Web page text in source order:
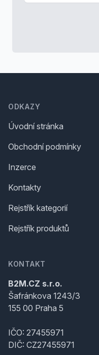
ODKAZY
Úvodní stránka
Obchodní podmínky
Inzerce
Kontakty
Rejstřík kategorií
Rejstřík produktů
KONTAKT
B2M.CZ s.r.o.
Šafránkova 1243/3
155 00 Praha 5
IČO: 27455971
DIČ: CZ27455971